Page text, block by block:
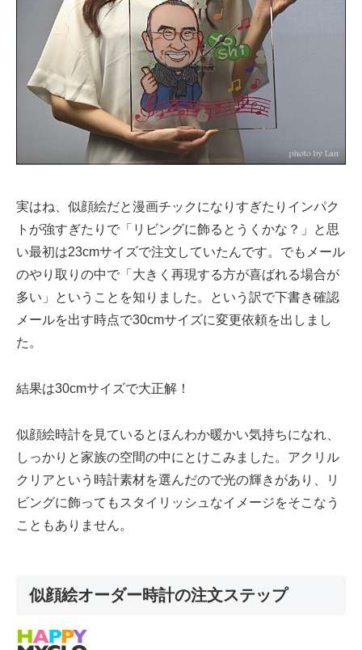
実はね、似顔絵だと漫画チックになりすぎたりインパク
トが強すぎたりで「リビングに飾るとうくかな？」と思
い最初は23cmサイズで注文していたんです。でもメール
のやり取りの中で「大きく再現する方が喜ばれる場合が
多い」ということを知りました。という訳で下書き確認
メールを出す時点で30cmサイズに変更依頼を出しまし
た。
結果は30cmサイズで大正解！
似顔絵時計を見ているとほんわか暖かい気持ちになれ、
しっかりと家族の空間の中にとけこみました。アクリル
クリアという時計素材を選んだので光の輝きがあり、リ
ビングに飾ってもスタイリッシュなイメージをそこなう
こともありません。
似顔絵オーダー時計の注文ステップ